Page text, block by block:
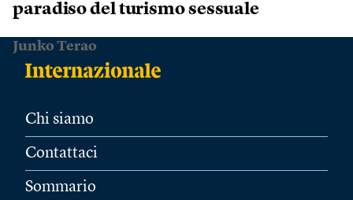
paradiso del turismo sessuale
Junko Terao
Chi siamo
Contattaci
Sommario